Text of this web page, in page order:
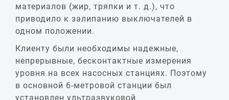
материалов (жир, тряпки и т. д.), что
приводило к залипанию выключателей в
одном положении.
Клиенту были необходимы надежные,
непрерывные, бесконтактные измерения
уровня на всех насосных станциях. Поэтому
в основной 6-метровой станции был
установлен ультразвуковой